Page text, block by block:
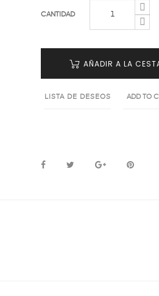
CANTIDAD
AÑADIR A LA
LISTA DE DESEOS ADD TO